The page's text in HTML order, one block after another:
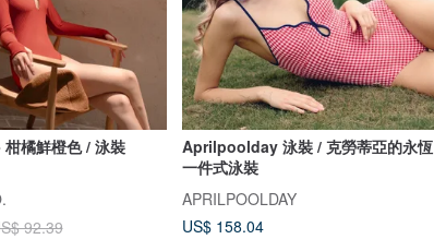
橘鮮橙色 / 泳裝
92.39
Aprilpoolday 泳裝 / 克勞蒂亞的永恆
一件式泳裝
APRILPOOLDAY
US$ 158.04